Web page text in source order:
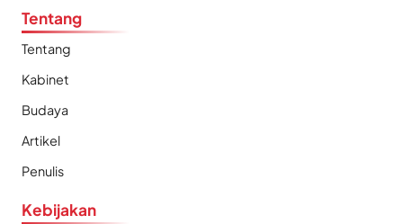
Tentang
Tentang
Kabinet
Budaya
Artikel
Penulis
Kebijakan